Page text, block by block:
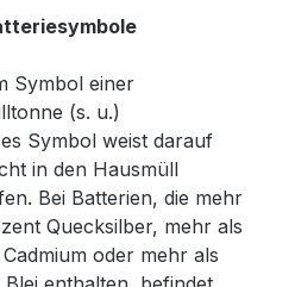
Symbol einer
(s. u.)
Symbol weist darauf
in den Hausmüll
Bei Batterien, die mehr
Quecksilber, mehr als
oder mehr als